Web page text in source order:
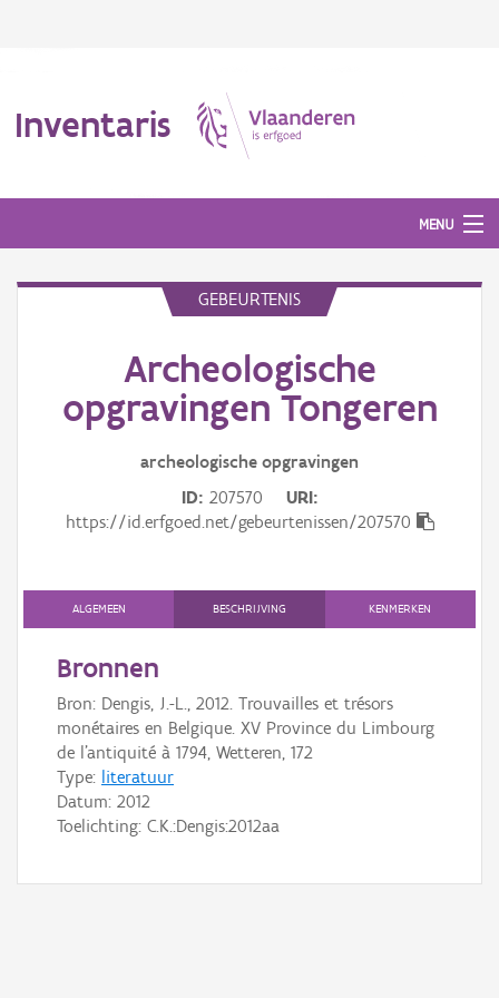
Inventaris
MENU
Aanduidingsobject
Waarneming
Gebeurtenis
Downloads
Hergebruik
Aanmelden
GEBEURTENIS
Archeologische
opgravingen Tongeren
archeologische opgravingen
ID 207570
URI
https://id.erfgoed.net/gebeurtenissen/207570
ALGEMEEN BESCHRIJVING KENMERKEN
Bronnen
Bron: Dengis, J.-L., 2012. Trouvailles et trésors
monétaires en Belgique. XV Province du Limbourg
de l'antiquité à 1794, Wetteren, 172
Type: literatuur
Datum: 2012
Toelichting: C.K.:Dengis:2012aa